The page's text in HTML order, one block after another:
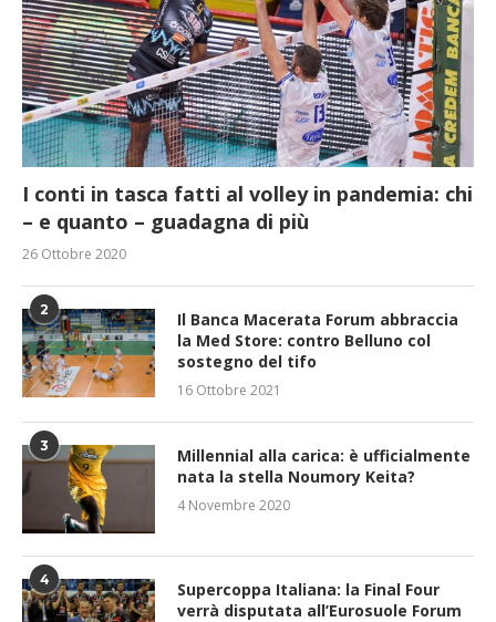
I conti in tasca fatti al volley in pandemia: chi
– e quanto – guadagna di più
26 Ottobre 2020
2
Il Banca Macerata Forum abbraccia
la Med Store: contro Belluno col
sostegno del tifo
16 Ottobre 2021
3
Millennial alla carica: è ufficialmente
nata la stella Noumory Keita?
4 Novembre 2020
4
Supercoppa Italiana: la Final Four
verrà disputata all’Eurosuole Forum